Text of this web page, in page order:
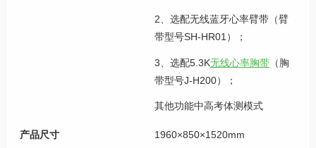
2、选配无线蓝牙心率臂带（臂
带型号SH-HR01）；
3、选配5.3K无线心率胸带 （胸
带型号J-H200）；
其他功能中高考体测模式
产品尺寸
1960×850×1520mm